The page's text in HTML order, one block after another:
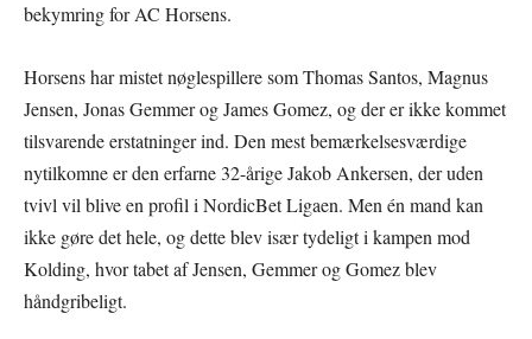
bekymring for AC Horsens.
Horsens har mistet nøglespillere som Thomas Santos, Magnus
Jensen, Jonas Gemmer og James Gomez, og der er ikke kommet
tilsvarende erstatninger ind. Den mest bemærkelsesværdige
nytilkomne er den erfarne 32-årige Jakob Ankersen, der uden
tvivl vil blive en profil i NordicBet Ligaen. Men én mand kan
ikke gøre det hele, og dette blev især tydeligt i kampen mod
Kolding, hvor tabet af Jensen, Gemmer og Gomez blev
håndgribeligt.